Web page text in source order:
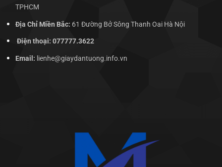
TPHCM
Địa Chỉ Miền Bắc: 61 Đường Bở Sông Thanh Oai Hà Nội
Điện thoại: 077777.3622
Email: lienhe@giaydantuong.info.vn